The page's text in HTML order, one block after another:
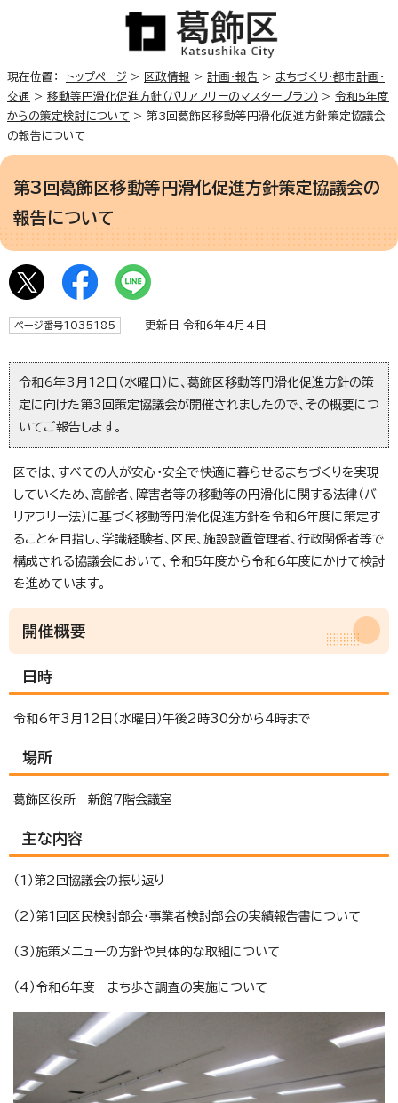
現在位置： トップページ > 区政情報 > 計画・報告 > まちづくり・都市計画・
交通 > 移動等円滑化促進方針（バリアフリーのマスタープラン） > 令和5年度
からの策定検討について > 第3回葛飾区移動等円滑化促進方針策定協議会
の報告について
第3回葛飾区移動等円滑化促進方針策定協議会の
報告について
ページ番号1035185 更新日 令和6年4月4日
令和6年3月12日（水曜日）に、葛飾区移動等円滑化促進方針の策
定に向けた第3回策定協議会が開催されましたので、その概要につ
いてご報告します。
区では、すべての人が安心・安全で快適に暮らせるまちづくりを実現
していくため、高齢者、障害者等の移動等の円滑化に関する法律（バ
リアフリー法）に基づく移動等円滑化促進方針を令和6年度に策定す
ることを目指し、学識経験者、区民、施設設置管理者、行政関係者等で
構成される協議会において、令和5年度から令和6年度にかけて検討
を進めています。
開催概要
日時
令和6年3月12日（水曜日）午後2時30分から4時まで
場所
葛飾区役所 新館7階会議室
主な内容
（1）第2回協議会の振り返り
（2）第1回区民検討部会・事業者検討部会の実績報告書について
（3）施策メニューの方針や具体的な取組について
（4）令和6年度 まち歩き調査の実施について